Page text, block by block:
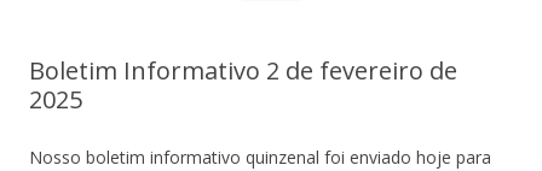
Boletim Informativo 2 de fevereiro de
2025
Nosso boletim informativo quinzenal foi enviado hoje para